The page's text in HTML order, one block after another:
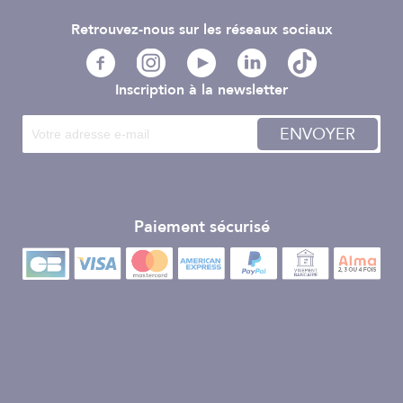
Inscription à la newsletter
ENVOYER
Paiement sécurisé
Retrouvez-nous sur les réseaux sociaux